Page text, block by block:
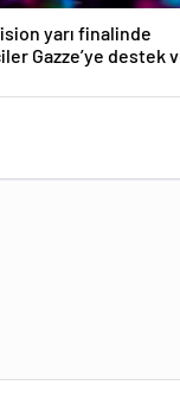
yarı finalinde
Gazze’ye destek